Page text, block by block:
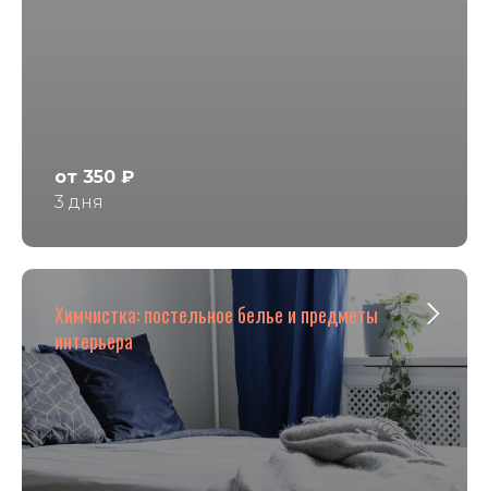
от 350 ₽
3 дня
Химчистка: постельное белье и предметы
интерьера